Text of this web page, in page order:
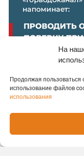
На
Продолжая пользоваться
использование файлов
использования